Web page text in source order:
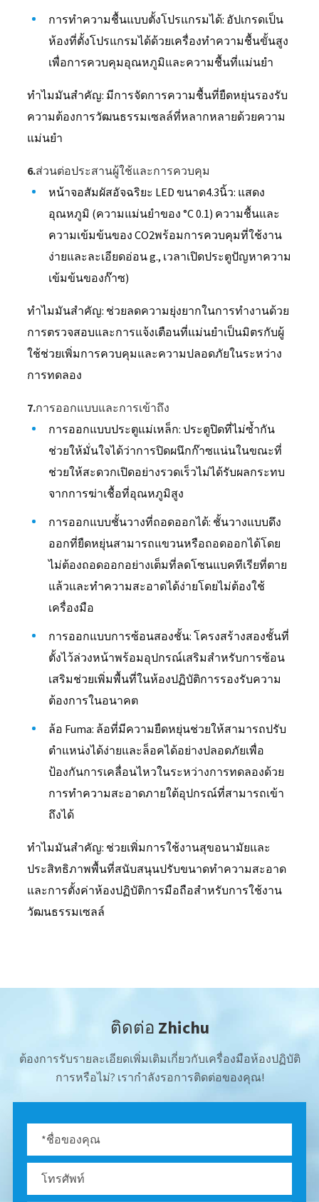
การทำความชื้นแบบตั้งโปรแกรมได้: อัปเกรดเป็น
ห้องที่ตั้งโปรแกรมได้ด้วยเครื่องทำความชื้นขั้นสูง
เพื่อการควบคุมอุณหภูมิและความชื้นที่แม่นยำ
ทำไมมันสำคัญ: มีการจัดการความชื้นที่ยืดหยุ่นรองรับ
ความต้องการวัฒนธรรมเซลล์ที่หลากหลายด้วยความ
แม่นยำ
6.ส่วนต่อประสานผู้ใช้และการควบคุม
หน้าจอสัมผัสอัจฉริยะ LED ขนาด4.3นิ้ว: แสดง
อุณหภูมิ (ความแม่นยำของ °C 0.1) ความชื้นและ
ความเข้มข้นของ CO2พร้อมการควบคุมที่ใช้งาน
ง่ายและละเอียดอ่อน g., เวลาเปิดประตูปัญหาความ
เข้มข้นของก๊าซ)
ทำไมมันสำคัญ: ช่วยลดความยุ่งยากในการทำงานด้วย
การตรวจสอบและการแจ้งเตือนที่แม่นยำเป็นมิตรกับผู้
ใช้ช่วยเพิ่มการควบคุมและความปลอดภัยในระหว่าง
การทดลอง
7.การออกแบบและการเข้าถึง
การออกแบบประตูแม่เหล็ก: ประตูปิดที่ไม่ซ้ำกัน
ช่วยให้มั่นใจได้ว่าการปิดผนึกก๊าซแน่นในขณะที่
ช่วยให้สะดวกเปิดอย่างรวดเร็วไม่ได้รับผลกระทบ
จากการฆ่าเชื้อที่อุณหภูมิสูง
การออกแบบชั้นวางที่ถอดออกได้: ชั้นวางแบบดึง
ออกที่ยืดหยุ่นสามารถแขวนหรือถอดออกได้โดย
ไม่ต้องถอดออกอย่างเต็มที่ลดโซนแบคทีเรียที่ตาย
แล้วและทำความสะอาดได้ง่ายโดยไม่ต้องใช้
เครื่องมือ
การออกแบบการซ้อนสองชั้น: โครงสร้างสองชั้นที่
ตั้งไว้ล่วงหน้าพร้อมอุปกรณ์เสริมสำหรับการซ้อน
เสริมช่วยเพิ่มพื้นที่ในห้องปฏิบัติการรองรับความ
ต้องการในอนาคต
ล้อ Fuma: ล้อที่มีความยืดหยุ่นช่วยให้สามารถปรับ
ตำแหน่งได้ง่ายและล็อคได้อย่างปลอดภัยเพื่อ
ป้องกันการเคลื่อนไหวในระหว่างการทดลองด้วย
การทำความสะอาดภายใต้อุปกรณ์ที่สามารถเข้า
ถึงได้
ทำไมมันสำคัญ: ช่วยเพิ่มการใช้งานสุขอนามัยและ
ประสิทธิภาพพื้นที่สนับสนุนปรับขนาดทำความสะอาด
และการตั้งค่าห้องปฏิบัติการมือถือสำหรับการใช้งาน
วัฒนธรรมเซลล์
ติดต่อ Zhichu
ต้องการรับรายละเอียดเพิ่มเติมเกี่ยวกับเครื่องมือห้องปฏิบัติ
การหรือไม่? เรากำลังรอการติดต่อของคุณ!